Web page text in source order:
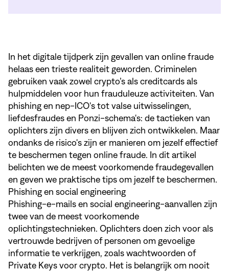
In het digitale tijdperk zijn gevallen van online fraude
helaas een trieste realiteit geworden. Criminelen
gebruiken vaak zowel crypto’s als creditcards als
hulpmiddelen voor hun frauduleuze activiteiten. Van
phishing en nep-ICO's tot valse uitwisselingen,
liefdesfraudes en Ponzi-schema's: de tactieken van
oplichters zijn divers en blijven zich ontwikkelen. Maar
ondanks de risico's zijn er manieren om jezelf effectief
te beschermen tegen online fraude. In dit artikel
belichten we de meest voorkomende fraudegevallen
en geven we praktische tips om jezelf te beschermen.
Phishing en social engineering
Phishing-e-mails en social engineering-aanvallen zijn
twee van de meest voorkomende
oplichtingstechnieken. Oplichters doen zich voor als
vertrouwde bedrijven of personen om gevoelige
informatie te verkrijgen, zoals wachtwoorden of
Private Keys voor crypto. Het is belangrijk om nooit